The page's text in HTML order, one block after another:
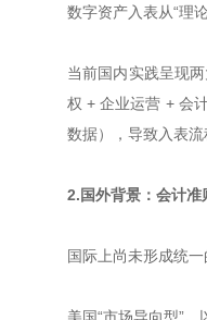
数字资产入表从“理
当前国内实践呈现
权 + 企业运营 + 会
数据），导致入表流
2.国外背景：会计准
国际上尚未形成统